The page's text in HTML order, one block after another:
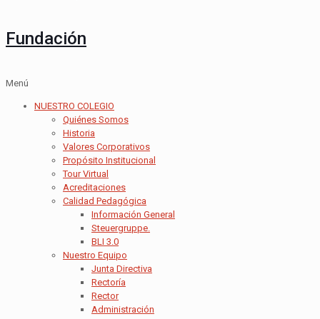
Fundación
Menú
NUESTRO COLEGIO
Quiénes Somos
Historia
Valores Corporativos
Propósito Institucional
Tour Virtual
Acreditaciones
Calidad Pedagógica
Información General
Steuergruppe.
BLI 3.0
Nuestro Equipo
Junta Directiva
Rectoría
Rector
Administración